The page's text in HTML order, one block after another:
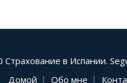
в Испании.
Домой
Обо мне